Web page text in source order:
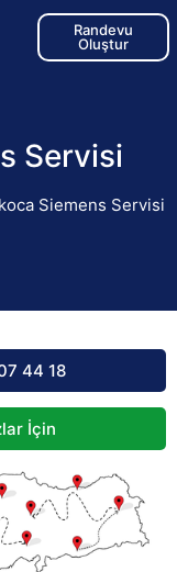
Randevu
Oluştur
Servisi
Siemens Servisi
44 18
İçin